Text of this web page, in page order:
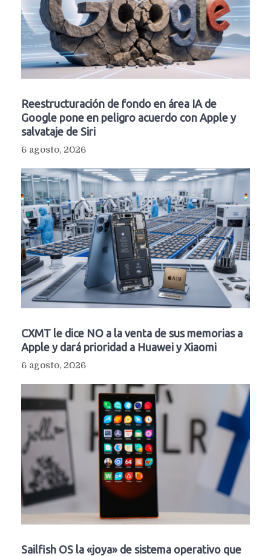
Reestructuración de fondo en área IA de
Google pone en peligro acuerdo con Apple y
salvataje de Siri
6 agosto, 2026
CXMT le dice NO a la venta de sus memorias a
Apple y dará prioridad a Huawei y Xiaomi
6 agosto, 2026
Sailfish OS la «joya» de sistema operativo que